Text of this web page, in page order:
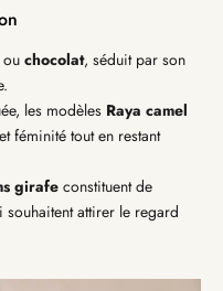
ou chocolat, séduit par son
les modèles Raya camel
féminité tout en restant
girafe constituent de
attirer le regard